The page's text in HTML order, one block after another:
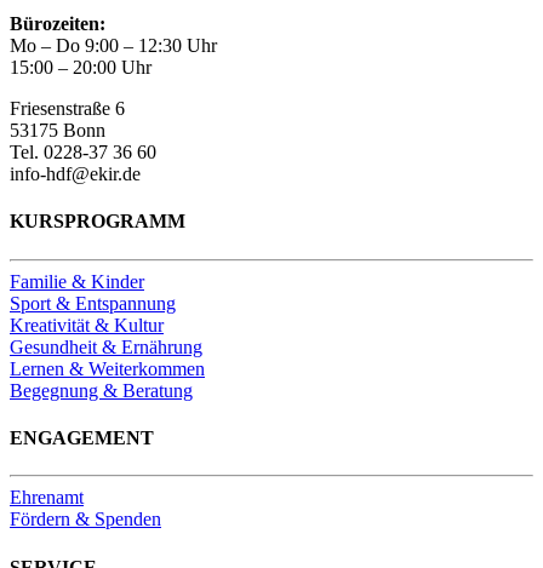
Bürozeiten:
Mo – Do 9:00 – 12:30 Uhr
15:00 – 20:00 Uhr
Friesenstraße 6
53175 Bonn
Tel. 0228-37 36 60
info-hdf@ekir.de
KURSPROGRAMM
Familie & Kinder
Sport & Entspannung
Kreativität & Kultur
Gesundheit & Ernährung
Lernen & Weiterkommen
Begegnung & Beratung
ENGAGEMENT
Ehrenamt
Fördern & Spenden